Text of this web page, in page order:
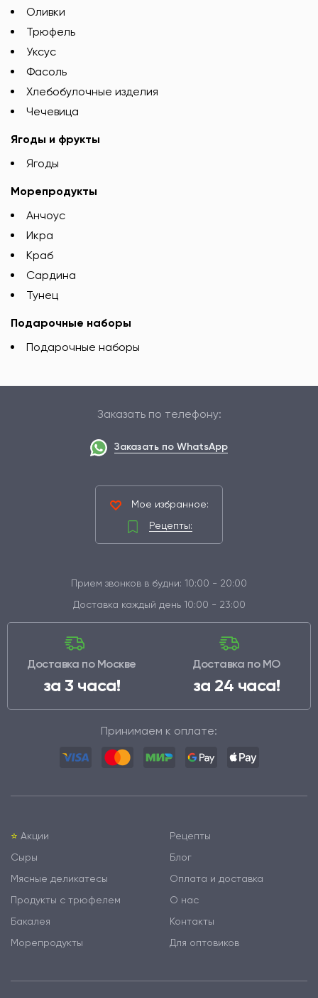
Оливки
Трюфель
Уксус
Фасоль
Хлебобулочные изделия
Чечевица
Ягоды и фрукты
Ягоды
Морепродукты
Анчоус
Икра
Краб
Сардина
Тунец
Подарочные наборы
Подарочные наборы
Заказать по телефону:
Заказать по WhatsApp
Мое избранное:
Рецепты:
Прием звонков в будни: 10:00 - 20:00
Доставка каждый день 10:00 - 23:00
Доставка по Москве
за 3 часа!
Доставка по МО
за 24 часа!
Принимаем к оплате:
⭐️ Акции
Сыры
Мясные деликатесы
Продукты с трюфелем
Бакалея
Морепродукты
Рецепты
Блог
Оплата и доставка
О нас
Контакты
Для оптовиков